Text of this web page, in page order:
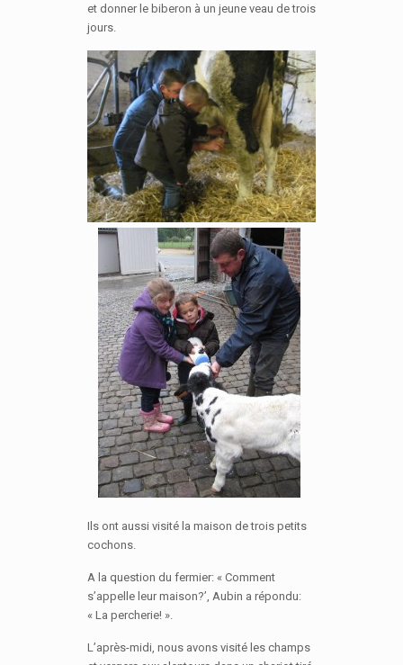
et donner le biberon à un jeune veau de trois
jours.
Ils ont aussi visité la maison de trois petits
cochons.
A la question du fermier: « Comment
s’appelle leur maison?’, Aubin a répondu:
« La percherie! ».
L’après-midi, nous avons visité les champs